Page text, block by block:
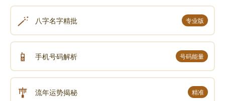
🪄 八字名字精批 专业版
📱 手机号码解析 号码能量
🎐 流年运势揭秘 精准